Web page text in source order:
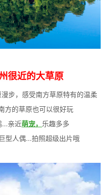
很近的大草原
步，感受南方草原特有的温柔
方的草原也可以很好玩
...亲近萌宠， 乐趣多多
型人偶...拍照超级出片哦